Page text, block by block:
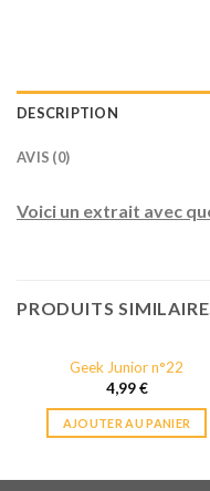
DESCRIPTION
AVIS (0)
Voici un extrait avec
PRODUITS
Geek Junior n°22
4,99€
AJOUTER AU PANIER